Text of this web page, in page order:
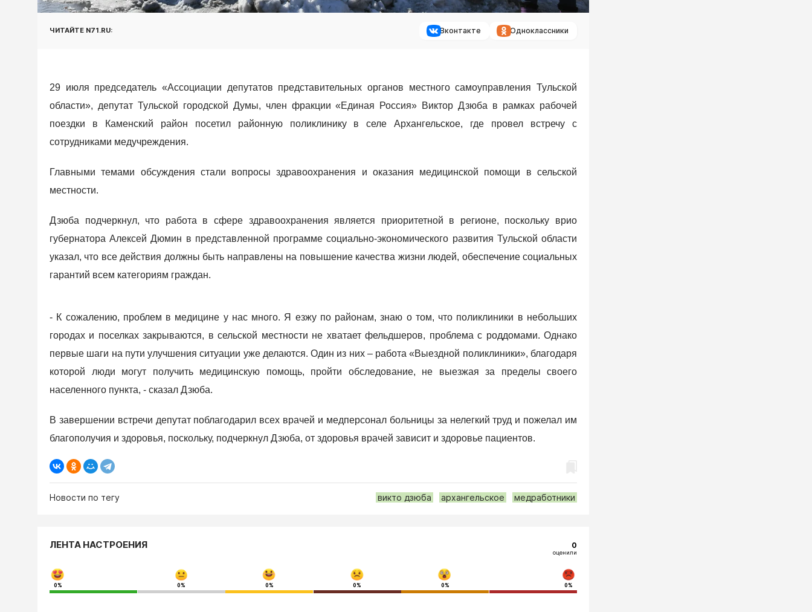
ЧИТАЙТЕ N71.RU: Вконтакте Одноклассники
29 июля председатель «Ассоциации депутатов представительных органов местного самоуправления Тульской
области», депутат Тульской городской Думы, член фракции «Единая Россия» Виктор Дзюба в рамках рабочей
поездки в Каменский район посетил районную поликлинику в селе Архангельское, где провел встречу с
сотрудниками медучреждения.
Главными темами обсуждения стали вопросы здравоохранения и оказания медицинской помощи в сельской
местности.
Дзюба подчеркнул, что работа в сфере здравоохранения является приоритетной в регионе, поскольку врио
губернатора Алексей Дюмин в представленной программе социально-экономического развития Тульской области
указал, что все действия должны быть направлены на повышение качества жизни людей, обеспечение социальных
гарантий всем категориям граждан.
- К сожалению, проблем в медицине у нас много. Я езжу по районам, знаю о том, что поликлиники в небольших
городах и поселках закрываются, в сельской местности не хватает фельдшеров, проблема с роддомами. Однако
первые шаги на пути улучшения ситуации уже делаются. Один из них – работа «Выездной поликлиники», благодаря
которой люди могут получить медицинскую помощь, пройти обследование, не выезжая за пределы своего
населенного пункта, - сказал Дзюба.
В завершении встречи депутат поблагодарил всех врачей и медперсонал больницы за нелегкий труд и пожелал им
благополучия и здоровья, поскольку, подчеркнул Дзюба, от здоровья врачей зависит и здоровье пациентов.
Новости по тегу викто дзюба архангельское медработники
ЛЕНТА НАСТРОЕНИЯ 0
оценили
0% 0% 0% 0% 0% 0%